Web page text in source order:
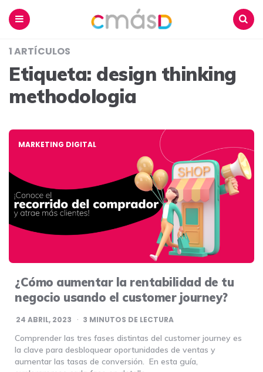
1 ARTÍCULOS
Etiqueta: design thinking
methodologia
MARKETING DIGITAL
¿Cómo aumentar la rentabilidad de tu
negocio usando el customer journey?
24 ABRIL, 2023 3 MINUTOS DE LECTURA
Comprender las tres fases distintas del customer journey es
la clave para desbloquear oportunidades de ventas y
aumentar las tasas de conversión. En esta guía,